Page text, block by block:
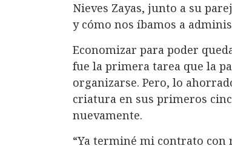
Nieves Zayas, junto a su
y cómo nos íbamos a
Economizar para poder
fue la primera tarea que la
organizarse. Pero, lo
criatura en sus primeros
nuevamente.
“Ya terminé mi contrato con